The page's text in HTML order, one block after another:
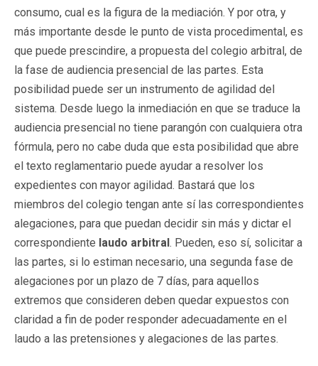
consumo, cual es la figura de la mediación. Y por otra, y
más importante desde le punto de vista procedimental, es
que puede prescindire, a propuesta del colegio arbitral, de
la fase de audiencia presencial de las partes. Esta
posibilidad puede ser un instrumento de agilidad del
sistema. Desde luego la inmediación en que se traduce la
audiencia presencial no tiene parangón con cualquiera otra
fórmula, pero no cabe duda que esta posibilidad que abre
el texto reglamentario puede ayudar a resolver los
expedientes con mayor agilidad. Bastará que los
miembros del colegio tengan ante sí las correspondientes
alegaciones, para que puedan decidir sin más y dictar el
correspondiente laudo arbitral. Pueden, eso sí, solicitar a
las partes, si lo estiman necesario, una segunda fase de
alegaciones por un plazo de 7 días, para aquellos
extremos que consideren deben quedar expuestos con
claridad a fin de poder responder adecuadamente en el
laudo a las pretensiones y alegaciones de las partes.